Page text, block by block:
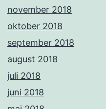
november 2018
oktober 2018
september 2018
august 2018
juli 2018
juni 2018